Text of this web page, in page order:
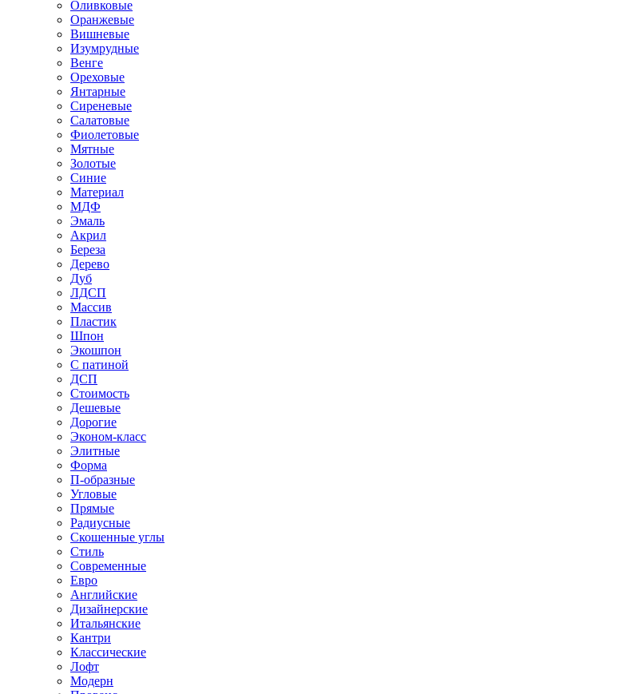
Оливковые
Оранжевые
Вишневые
Изумрудные
Венге
Ореховые
Янтарные
Сиреневые
Салатовые
Фиолетовые
Мятные
Золотые
Синие
Материал
МДФ
Эмаль
Акрил
Береза
Дерево
Дуб
ЛДСП
Массив
Пластик
Шпон
Экошпон
С патиной
ДСП
Стоимость
Дешевые
Дорогие
Эконом-класс
Элитные
Форма
П-образные
Угловые
Прямые
Радиусные
Скошенные углы
Стиль
Современные
Евро
Английские
Дизайнерские
Итальянские
Кантри
Классические
Лофт
Модерн